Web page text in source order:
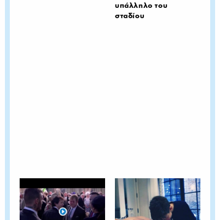
υπάλληλο του
σταδίου